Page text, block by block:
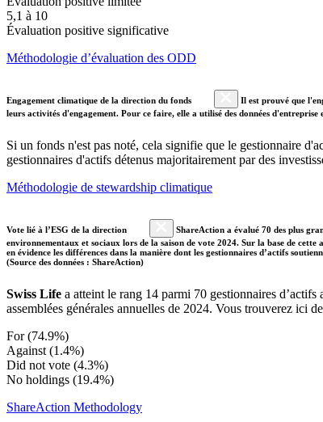
5,1 à 10
Évaluation positive significative
Méthodologie d’évaluation des ODD
Engagement climatique de la direction du fonds
Il est prouvé que
leurs activités d'engagement. Pour ce faire, elle a utilisé des données d'entreprise
Si un fonds n'est pas noté, cela signifie que le gestionnaire
gestionnaires d'actifs détenus majoritairement par des
Méthodologie de stewardship climatique
Vote lié à l’ESG de la direction
ShareAction a évalué 70 des plus
environnementaux et sociaux lors de la saison de vote 2024. Sur la base de cette
en évidence les différences dans la manière dont les gestionnaires d’actifs
(Source des données : ShareAction)
Swiss Life a atteint le rang 14 parmi 70 gestionnaires
assemblées générales annuelles de 2024. Vous trouverez ici
For (74.9%)
Against (1.4%)
Did not vote (4.3%)
No holdings (19.4%)
ShareAction Methodology